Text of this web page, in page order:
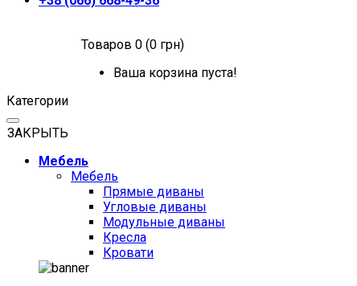
Товаров 0 (0 грн)
Ваша корзина пуста!
Категории
ЗАКРЫТЬ
Мебель
Мебель
Прямые диваны
Угловые диваны
Модульные диваны
Кресла
Кровати